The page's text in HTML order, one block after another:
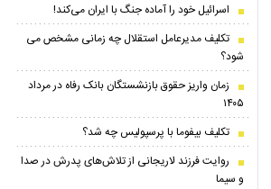
اسرائیل خود را آماده جنگ با ایران می‌کند!
تکلیف مدیرعامل استقلال چه زمانی مشخص می
شود؟
زمان واریز حقوق بازنشستگان بانک رفاه در مرداد
۱۴۰۵
تکلیف بیفوما با پرسپولیس چه شد؟
روایت فرزند لاریجانی از تلاش‌های پدرش در صدا
و سیما